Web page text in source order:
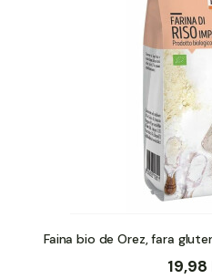
Faina bio de Orez, fara
19,98